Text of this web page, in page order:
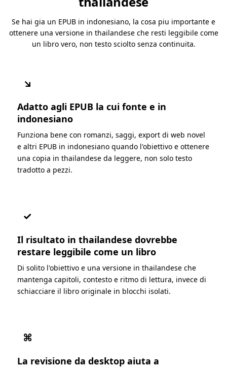
Se hai gia un EPUB in indonesiano, la cosa piu importante e
ottenere una versione in thailandese che resti leggibile come
un libro vero, non testo sciolto senza continuita.
↘
Adatto agli EPUB la cui fonte e in
indonesiano
Funziona bene con romanzi, saggi, export di web novel
e altri EPUB in indonesiano quando l'obiettivo e ottenere
una copia in thailandese da leggere, non solo testo
tradotto a pezzi.
✓
Il risultato in thailandese dovrebbe
restare leggibile come un libro
Di solito l'obiettivo e una versione in thailandese che
mantenga capitoli, contesto e ritmo di lettura, invece di
schiacciare il libro originale in blocchi isolati.
⌘
La revisione da desktop aiuta a